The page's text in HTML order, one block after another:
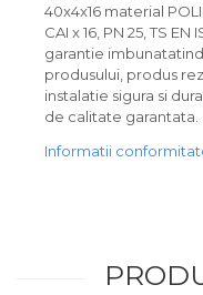
40x4x16 material
CAI x 16, PN 25, TS EN
garantie
produsului, produs
instalatie sigura si
de calitate garantata.
Informatii